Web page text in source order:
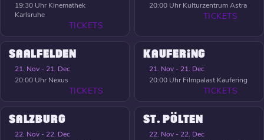
19:30 Uhr Kinemathek
Karlsruhe
TICKETS
20:00 Uhr Kulturzentrum Astra
TICKETS
SAALFELDEN
21. Nov - 21. Dec
20:00 Uhr Nexus
TICKETS
KAUFERING
21. Nov - 21. Dec
20:00 Uhr Filmpalast Kaufering
TICKETS
SALZBURG
22. Nov - 22. Dec
ST. PÖLTEN
22. Nov - 22. Dec